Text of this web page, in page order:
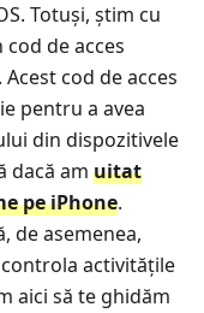
Totuși, știm cu
de acces
cod de acces
pentru a avea
din dispozitivele
dacă am uitat
pe iPhone.
de asemenea,
activitățile
aici să te ghidăm